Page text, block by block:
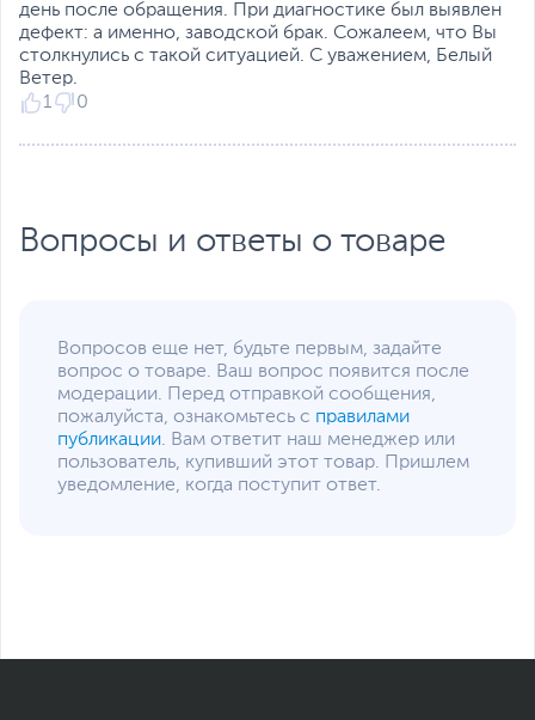
Срок гарантии (мес.) 12
Ссылка на сайт
производителя
www.razer.ru
Если вы заметили ошибку или неточность в описании товара,
день после обращения. При диагностике был выявлен
дефект: а именно, заводской брак. Сожалеем, что Вы
столкнулись с такой ситуацией. С уважением, Белый
Ветер.
1
0
Вопросы и ответы о товаре
Вопросов еще нет, будьте первым, задайте
вопрос о товаре. Ваш вопрос появится после
модерации. Перед отправкой сообщения,
пожалуйста, ознакомьтесь с правилами
публикации. Вам ответит наш менеджер или
пользователь, купивший этот товар. Пришлем
уведомление, когда поступит ответ.